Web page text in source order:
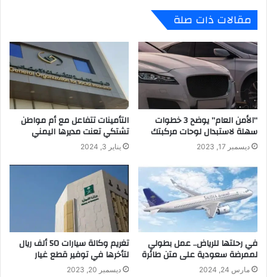
مقالات ذات صلة
“الأمن العام” يوضح 3 خطوات
سهلة لاستبدال لوحات مركبتك
ديسمبر 17, 2023
التأمينات تتفاعل مع أم مواطن
تشتكي تعنت مديرها اليمني
يناير 3, 2024
في رحلتها للرياض.. عمل بطولي
لممرضة سعودية على متن طائرة
مارس 24, 2024
تغريم وكالة سيارات 50 ألف ريال
لتأخرها في توفير قطع غيار
ديسمبر 20, 2023